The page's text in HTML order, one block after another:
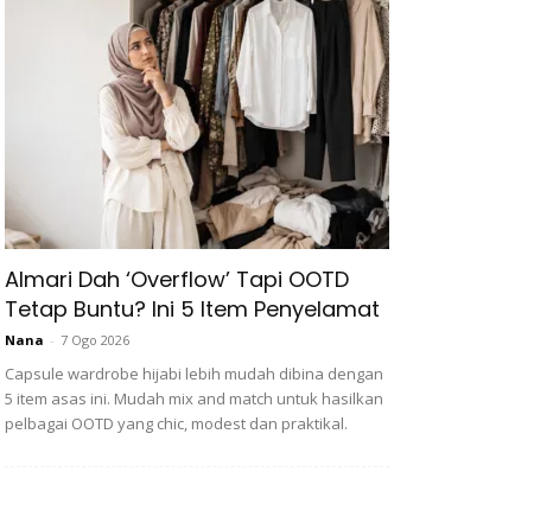
Almari Dah ‘Overflow’ Tapi OOTD
Tetap Buntu? Ini 5 Item Penyelamat
Nana - 7 Ogo 2026
Capsule wardrobe hijabi lebih mudah dibina dengan
5 item asas ini. Mudah mix and match untuk hasilkan
pelbagai OOTD yang chic, modest dan praktikal.